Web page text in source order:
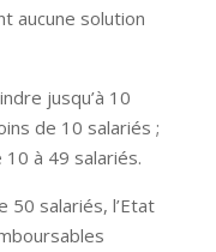
aucune solution
jusqu’à 10
de 10 salariés ;
à 49 salariés.
50 salariés, l’Etat